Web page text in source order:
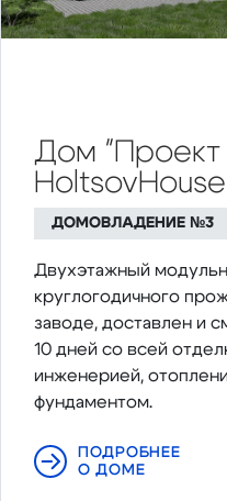
Дом "Проект
HoltsovHouse
ДОМОВЛАДЕНИЕ №3
Двухэтажный
круглогодичного
заводе, доставлен и
10 дней со всей
инженерией,
фундаментом.
ПОДРОБНЕЕ
О ДОМЕ